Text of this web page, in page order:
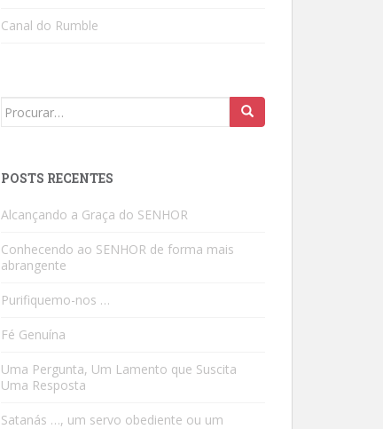
Canal do Rumble
Search
POSTS RECENTES
Alcançando a Graça do SENHOR
Conhecendo ao SENHOR de forma mais
abrangente
Purifiquemo-nos …
Fé Genuína
Uma Pergunta, Um Lamento que Suscita
Uma Resposta
Satanás …, um servo obediente ou um